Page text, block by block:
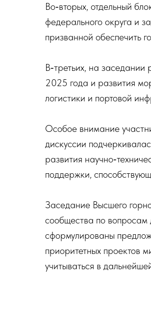
Во‑вторых, отдельный
федерального округа и
призванной обеспечить
В‑третьих, на
2025 года и развития
логистики и портовой
Особое внимание
дискуссии
развития
поддержки,
Заседание Высшего
сообщества по вопросам
сформулированы
приоритетных проектов
учитываться в